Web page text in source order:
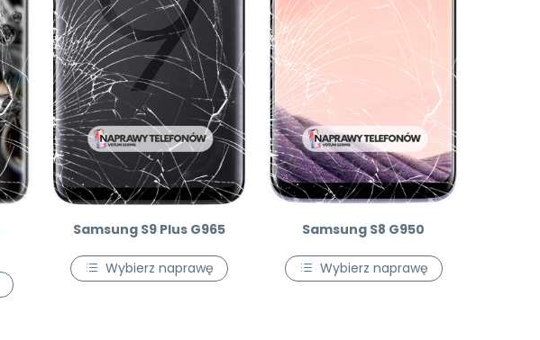
Samsung S9 Plus G965
Wybierz naprawę
Samsung S8 G950
Wybierz naprawę